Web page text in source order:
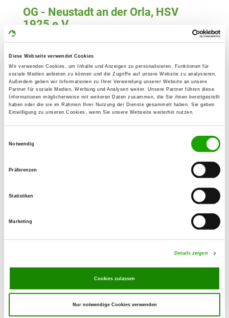
Diese Webseite verwendet Cookies
Wir verwenden Cookies, um Inhalte und Anzeigen zu personalisieren, Funktionen für
soziale Medien anbieten zu können und die Zugriffe auf unsere Website zu analysieren.
Außerdem geben wir Informationen zu Ihrer Verwendung unserer Website an unsere
Partner für soziale Medien, Werbung und Analysen weiter. Unsere Partner führen diese
Informationen möglicherweise mit weiteren Daten zusammen, die Sie ihnen bereitgestellt
haben oder die sie im Rahmen Ihrer Nutzung der Dienste gesammelt haben. Sie geben
Einwilligung zu unseren Cookies, wenn Sie unsere Webseite weiterhin nutzen.
Notwendig
Präferenzen
Statistiken
Marketing
Details zeigen
Cookies zulassen
Nur notwendige Cookies verwenden
OG - Neustadt an der Orla, HSV
1925 e.V.
Details
OG - Ranis
Details
Pößnecker Straße
07389 Ranis-Ludwigshof
OG - Mittelpöllnitz e.V.
OG - Pößneck e.V.
Details
07387 Krölpa - Zella
Vor der Heide
07333 Unterwellenborn-Birkigt